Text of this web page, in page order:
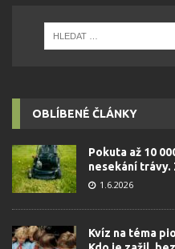
OBLÍBENÉ ČLÁNKY
Pokuta až 10
nesekání trávy.
1.6.2026
Kvíz na téma